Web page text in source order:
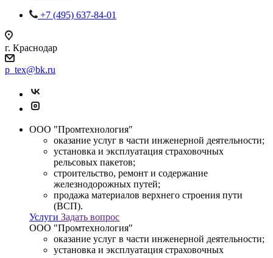
+7 (495) 637-84-01
г. Краснодар
p_tex@bk.ru
ООО "Промтехнология"
оказание услуг в части инженерной деятельности;
установка и эксплуатация страховочных
рельсовых пакетов;
строительство, ремонт и содержание
железнодорожных путей;
продажа материалов верхнего строения пути
(ВСП).
Услуги Задать вопрос
ООО "Промтехнология"
оказание услуг в части инженерной деятельности;
установка и эксплуатация страховочных